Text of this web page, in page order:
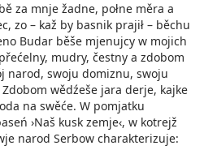
za mnje žadne, połne měra a
zo – kaž by basnik prajił – běchu
Budar běše mjenujcy w mojich
mudry, čestny a zdobom
narod, swoju domiznu, swoju
wědźeše jara derje, kajke
na swěće. W pomjatku
›Naš kusk zemje‹, w kotrejž
narod Serbow charakterizuje: